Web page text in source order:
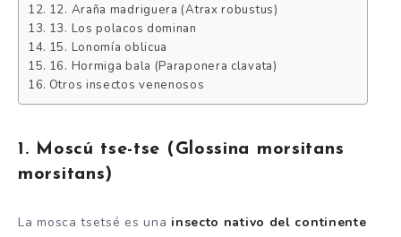
12. Araña madriguera (Atrax robustus)
13. Los polacos dominan
15. Lonomía oblicua
16. Hormiga bala (Paraponera clavata)
Otros insectos venenosos
1. Moscú tse-tse (Glossina morsitans
morsitans)
La mosca tsetsé es una insecto nativo del continente